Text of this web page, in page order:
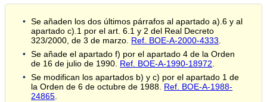
Se añaden los dos últimos párrafos al apartado a).6 y al
apartado c).1 por el art. 6.1 y 2 del Real Decreto
323/2000, de 3 de marzo. Ref. BOE-A-2000-4333
Se añade el apartado f) por el apartado 4 de la Orden
de 16 de julio de 1990. Ref. BOE-A-1990-18972.
Se modifican los apartados b) y c) por el apartado 1 de
la Orden de 6 de octubre de 1988. Ref. BOE-A-1988-
24865.